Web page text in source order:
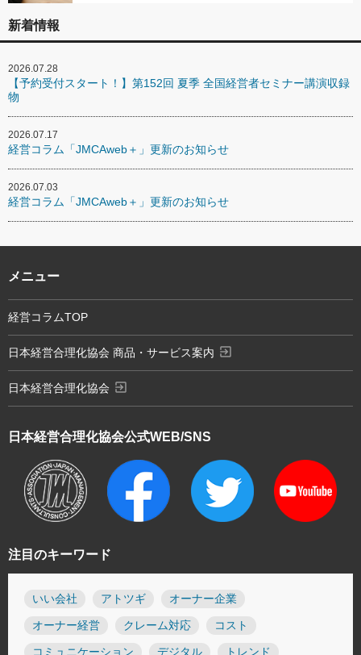
新着情報
2026.07.28
【予約受付スタート！】第152回 夏季 全国経営者セミナー講演収録
物
2026.07.17
経営コラム「JMCAweb＋」更新のお知らせ
2026.07.03
経営コラム「JMCAweb＋」更新のお知らせ
注目のキーワード
いい会社 アトツギ オーナー企業
オーナー経営 クレーム対応 コスト
コミュニケーション デジタル トレンド
日本経営合理化協会公式WEB/SNS
メニュー
経営コラムTOP
日本経営合理化協会 商品・サービス案内 exit_to_app
日本経営合理化協会 exit_to_app